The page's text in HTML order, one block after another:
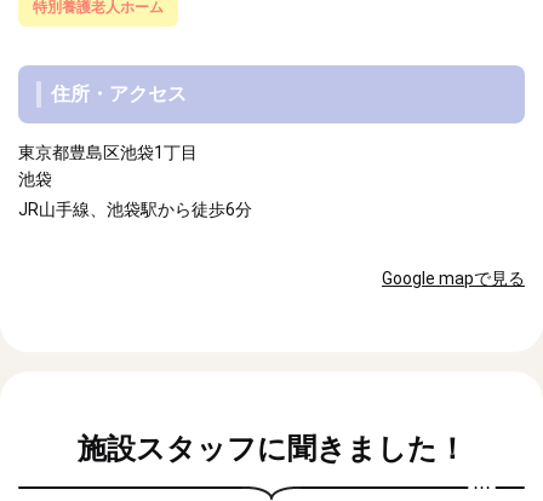
特別養護老人ホーム
住所・アクセス
東京都豊島区池袋1丁目
池袋
JR山手線、池袋駅から徒歩6分
Google mapで見る
施設スタッフに聞きました！